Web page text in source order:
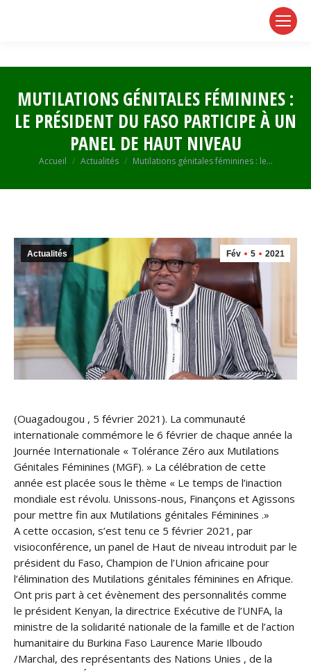
MUTILATIONS GÉNITALES FÉMININES :
LE PRÉSIDENT DU FASO PARTICIPE À UN
PANEL DE HAUT NIVEAU
Vous êtes ici :
Accueil Actualités Mutilations génitales féminines : le…
Fév 5 2021
Actualités
(Ouagadougou , 5 février 2021). La communauté
internationale commémore le 6 février de chaque année la
Journée Internationale « Tolérance Zéro aux Mutilations
Génitales Féminines (MGF). » La célébration de cette
année est placée sous le thème « Le temps de l’inaction
mondiale est révolu. Unissons-nous, Finançons et Agissons
pour mettre fin aux Mutilations génitales Féminines .»
A cette occasion, s’est tenu ce 5 février 2021, par
visioconférence, un panel de Haut de niveau introduit par le
président du Faso, Champion de l’Union africaine pour
l’élimination des Mutilations génitales féminines en Afrique.
Ont pris part à cet évènement des personnalités comme
le président Kenyan, la directrice Exécutive de l’UNFA, la
ministre de la solidarité nationale de la famille et de l’action
humanitaire du Burkina Faso Laurence Marie Ilboudo
/Marchal, des représentants des Nations Unies , de la